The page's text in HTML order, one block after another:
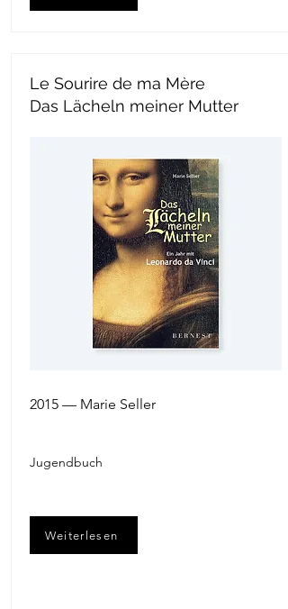
Le Sourire de ma Mère
Das Lächeln meiner Mutter
2015 — Marie Seller
Jugendbuch
Weiterlesen